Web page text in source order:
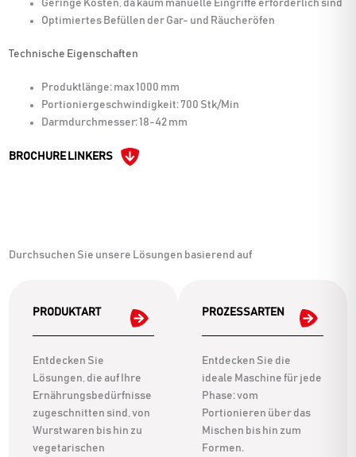
Geringe Kosten, da kaum manuelle Eingriffe erforderlich sind
Optimiertes Befüllen der Gar- und Räucheröfen
Technische Eigenschaften
Produktlänge: max 1000 mm
Portioniergeschwindigkeit: 700 Stk/Min
Darmdurchmesser: 18-42 mm
BROCHURE LINKERS
Durchsuchen Sie unsere Lösungen basierend auf
PRODUKTART
Entdecken Sie
Lösungen, die auf Ihre
Ernährungsbedürfnisse
zugeschnitten sind, von
Wurstwaren bis hin zu
vegetarischen
PROZESSARTEN
Entdecken Sie die
ideale Maschine für jede
Phase: vom
Portionieren über das
Mischen bis hin zum
Formen.